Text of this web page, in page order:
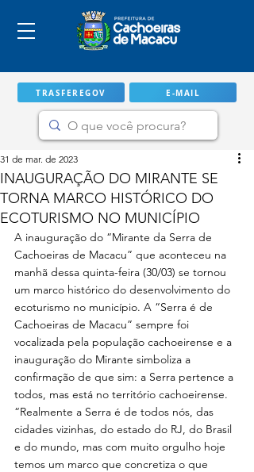
TRASFEREGOV E-MAIL
IMPORTANTE
INAUGURAÇÃO DO MIRANTE SE
TORNA MARCO HISTÓRICO DO
ECOTURISMO NO MUNICÍPIO
31 de mar. de 2023
A inauguração do “Mirante da Serra de
Cachoeiras de Macacu” que aconteceu na
manhã dessa quinta-feira (30/03) se tornou
um marco histórico do desenvolvimento do
ecoturismo no município. A “Serra é de
Cachoeiras de Macacu” sempre foi
vocalizada pela população cachoeirense e a
inauguração do Mirante simboliza a
confirmação de que sim: a Serra pertence a
todos, mas está no território cachoeirense.
“Realmente a Serra é de todos nós, das
cidades vizinhas, do estado do RJ, do Brasil
e do mundo, mas com muito orgulho hoje
temos um marco que concretiza o que